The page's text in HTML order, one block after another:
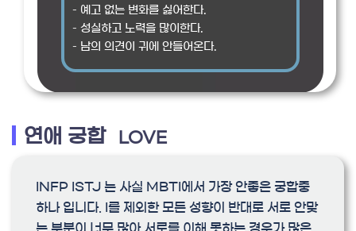
– 예고 없는 변화를 싫어한다.
– 성실하고 노력을 많이한다.
– 남의 의견이 귀에 안들어온다.
연애 궁합 LOVE
INFP ISTJ 는 사실 MBTI에서 가장 안좋은 궁합중
하나 입니다. I를 제외한 모든 성향이 반대로 서로 안맞
는 부분이 너무 많아 서로를 이해 못하는 경우가 많은